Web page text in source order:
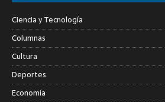
Ciencia y Tecnología
Columnas
Cultura
Deportes
Economía